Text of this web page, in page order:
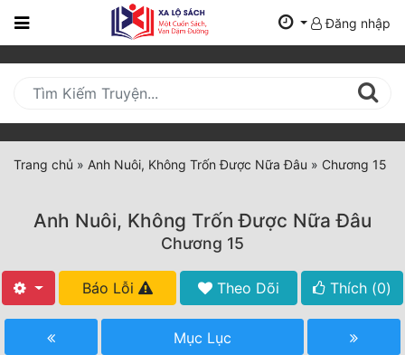
Trang
Mới
Cập
Nhật
(current)
Tất Cả
Đăng nhập
Trang chủ » Anh Nuôi, Không Trốn Được Nữa Đâu » Chương 15
Anh Nuôi, Không Trốn Được Nữa Đâu
Chương 15
Báo Lỗi Theo Dõi Thích (0)
Mục Lục